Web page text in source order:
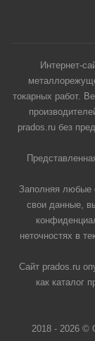
Интернет-
токарных работ.
prados.ru без
Заполняя любые
свои данные,
неточностях в
Сайт prados.ru
как каталог
2018 - 2026 ©